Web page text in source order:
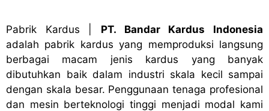
Pabrik Kardus
PT. Bandar Kardus Indonesia
adalah pabrik kardus yang memproduksi langsung
berbagai macam jenis kardus yang banyak
dibutuhkan baik dalam industri skala kecil sampai
dengan skala besar. Penggunaan tenaga profesional
dan mesin berteknologi tinggi menjadi modal kami